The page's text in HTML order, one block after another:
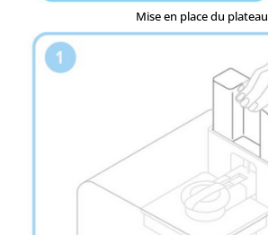
Mise en place du plateau